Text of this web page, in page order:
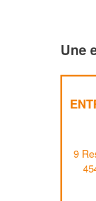
Une
9